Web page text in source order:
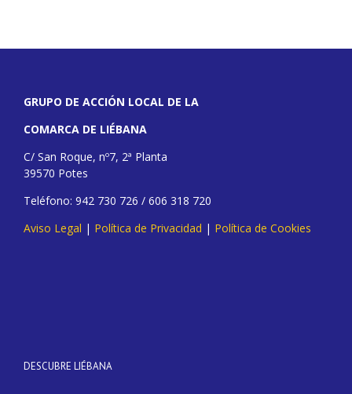
GRUPO DE ACCIÓN LOCAL DE LA
COMARCA DE LIÉBANA
C/ San Roque, nº7, 2ª Planta
39570 Potes
Teléfono: 942 730 726 / 606 318 720
Aviso Legal | Política de Privacidad | Política de Cookies
DESCUBRE LIÉBANA